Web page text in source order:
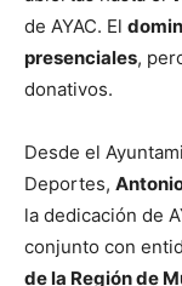
de AYAC. El
presenciales,
donativos.
Desde el
Deportes,
la dedicación de
conjunto con
de la Región de